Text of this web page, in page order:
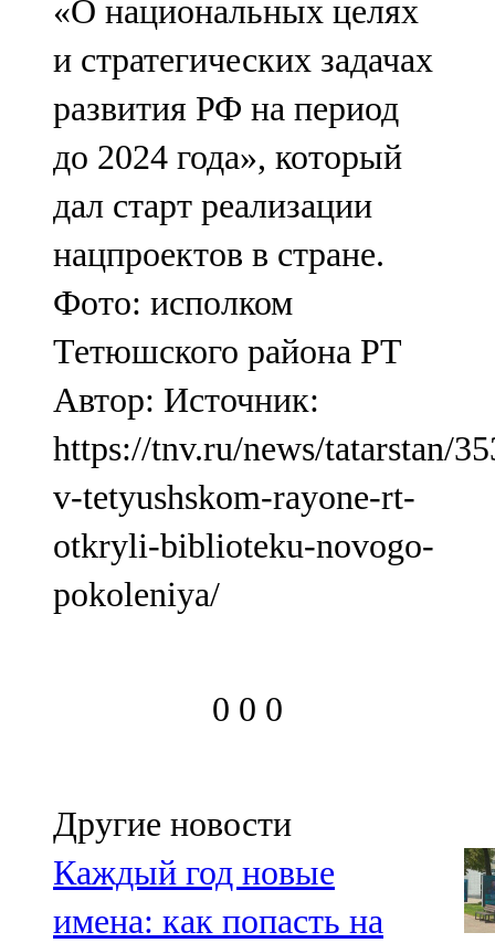
«О национальных целях
и стратегических задачах
развития РФ на период
до 2024 года», который
дал старт реализации
нацпроектов в стране.
Фото: исполком
Тетюшского района РТ
Автор: Источник:
https://tnv.ru/news/tatarstan/
v-tetyushskom-rayone-rt-
otkryli-biblioteku-novogo-
pokoleniya/
0 0 0
Другие новости
Каждый год новые
имена: как попасть на